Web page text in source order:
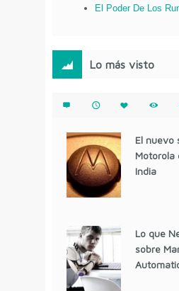
El Poder De Los
Lo más visto
El nuevo
Motorola
India
Lo que
sobre